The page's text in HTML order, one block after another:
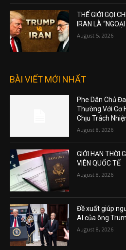
THẾ GIỚI GỌI
IRAN LÀ
August 5, 2026
BÀI VIẾT MỚI NHẤT
Phe Dân Chủ
Thường Với Cơ
Chịu Trách
August 8, 2026
GIỚI HẠN THỜI
VIÊN QUỐC TẾ
August 8, 2026
Đề xuất giúp
AI của ông
August 8, 2026